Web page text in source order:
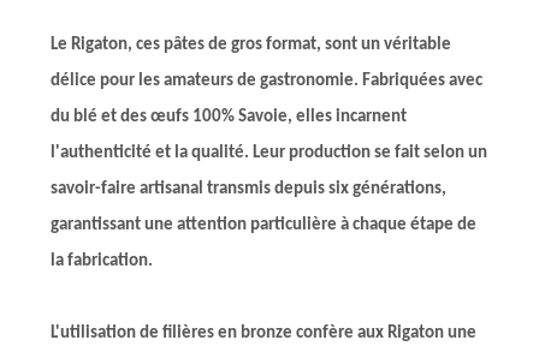
Le Rigaton, ces pâtes de gros format, sont un véritable
délice pour les amateurs de gastronomie. Fabriquées avec
du blé et des œufs 100% Savoie, elles incarnent
l'authenticité et la qualité. Leur production se fait selon un
savoir-faire artisanal transmis depuis six générations,
garantissant une attention particulière à chaque étape de
la fabrication.
L'utilisation de filières en bronze confère aux Rigaton une